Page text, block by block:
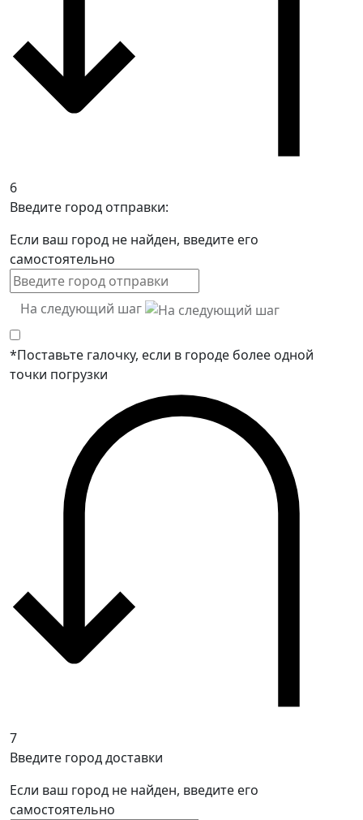
6
Введите город отправки:
Если ваш город не найден, введите его
самостоятельно
На следующий шаг
*Поставьте галочку, если в городе более одной
точки погрузки
7
Введите город доставки
Если ваш город не найден, введите его
самостоятельно